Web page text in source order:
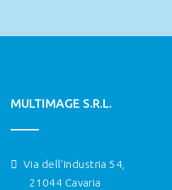
MULTIMAGE S.R.L.
Via dell'Industria 54,
21044 Cavaria